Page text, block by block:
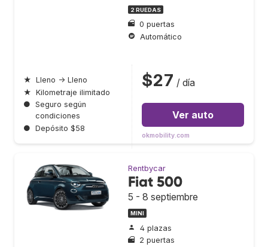
2 RUEDAS
0 puertas
Automático
★ Lleno → Lleno
★ Kilometraje ilimitado
● Seguro según
condiciones
● Depósito $58
$27 / día
Ver auto
okmobility.com
Rentbycar
Fiat 500
5 - 8 septiembre
MINI
4 plazas
2 puertas